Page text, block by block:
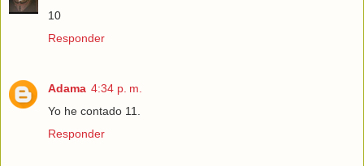
10
Responder
Adama 4:34 p. m.
Yo he contado 11.
Responder